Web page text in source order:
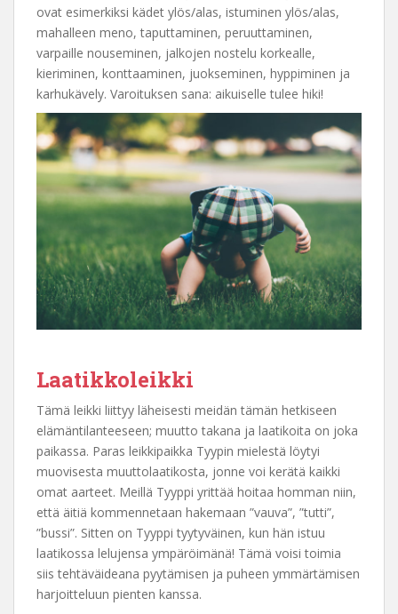
ovat esimerkiksi kädet ylös/alas, istuminen ylös/alas,
mahalleen meno, taputtaminen, peruuttaminen,
varpaille nouseminen, jalkojen nostelu korkealle,
kieriminen, konttaaminen, juokseminen, hyppiminen ja
karhukävely. Varoituksen sana: aikuiselle tulee hiki!
Laatikkoleikki
Tämä leikki liittyy läheisesti meidän tämän hetkiseen
elämäntilanteeseen; muutto takana ja laatikoita on joka
paikassa. Paras leikkipaikka Tyypin mielestä löytyi
muovisesta muuttolaatikosta, jonne voi kerätä kaikki
omat aarteet. Meillä Tyyppi yrittää hoitaa homman niin,
että äitiä kommennetaan hakemaan ”vauva”, ”tutti”,
”bussi”. Sitten on Tyyppi tyytyväinen, kun hän istuu
laatikossa lelujensa ympäröimänä! Tämä voisi toimia
siis tehtäväideana pyytämisen ja puheen ymmärtämisen
harjoitteluun pienten kanssa.